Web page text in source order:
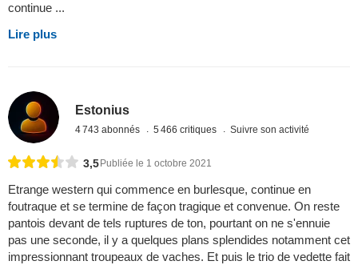
continue ...
Lire plus
Estonius
4 743 abonnés 5 466 critiques Suivre son activité
3,5Publiée le 1 octobre 2021
Etrange western qui commence en burlesque, continue en
foutraque et se termine de façon tragique et convenue. On reste
pantois devant de tels ruptures de ton, pourtant on ne s'ennuie
pas une seconde, il y a quelques plans splendides notamment cet
impressionnant troupeaux de vaches. Et puis le trio de vedette fait